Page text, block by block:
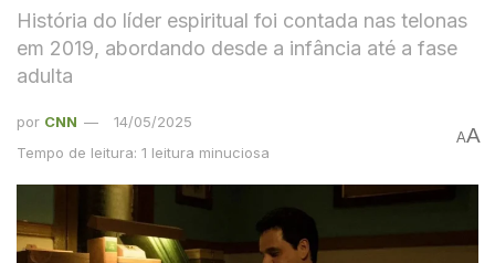
História do líder espiritual foi contada nas telonas
em 2019, abordando desde a infância até a fase
adulta
por CNN
14/05/2025
Tempo de leitura: 1 leitura minuciosa
AA